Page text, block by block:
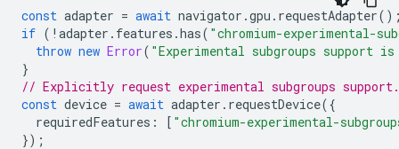
const adapter = await navigator .gpu . requestAdapter
if ( ! adapter . features .has( "chromium-experimental-
throw new Error( "Experimental subgroups support
}
// Explicitly request experimental subgroups support.
const device = await adapter . requestDevice({
requiredFeatures : [ "chromium-experimental-
});